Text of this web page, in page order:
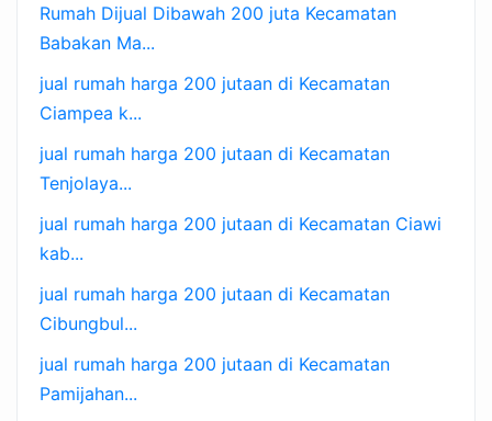
Rumah Dijual Dibawah 200 juta Kecamatan
Babakan Ma...
jual rumah harga 200 jutaan di Kecamatan
Ciampea k...
jual rumah harga 200 jutaan di Kecamatan
Tenjolaya...
jual rumah harga 200 jutaan di Kecamatan Ciawi
kab...
jual rumah harga 200 jutaan di Kecamatan
Cibungbul...
jual rumah harga 200 jutaan di Kecamatan
Pamijahan...